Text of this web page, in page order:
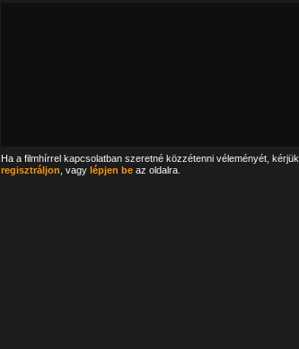
Ha a filmhírrel kapcsolatban szeretné közzétenni véleményét, kérjük,
regisztráljon , vagy lépjen beaz oldalra.